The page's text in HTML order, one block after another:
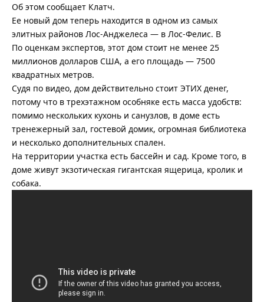
Об этом сообщает Клатч.
Ее новый дом теперь находится в одном из самых
элитных районов Лос-Анджелеса — в Лос-Фелис. В
По оценкам экспертов, этот дом стоит не менее 25
миллионов долларов США, а его площадь — 7500
квадратных метров.
Судя по видео, дом действительно стоит ЭТИХ денег,
потому что в трехэтажном особняке есть масса удобств:
помимо нескольких кухонь и санузлов, в доме есть
тренежерный зал, гостевой домик, огромная библиотека
и несколько дополнительных спален.
На территории участка есть бассейн и сад. Кроме того, в
доме живут экзотическая гигантская ящерица, кролик и
собака.